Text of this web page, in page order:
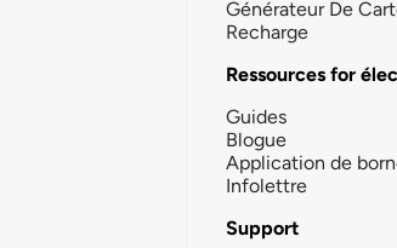
Générateur De
Recharge
Ressources for
Guides
Blogue
Application de
Infolettre
Support